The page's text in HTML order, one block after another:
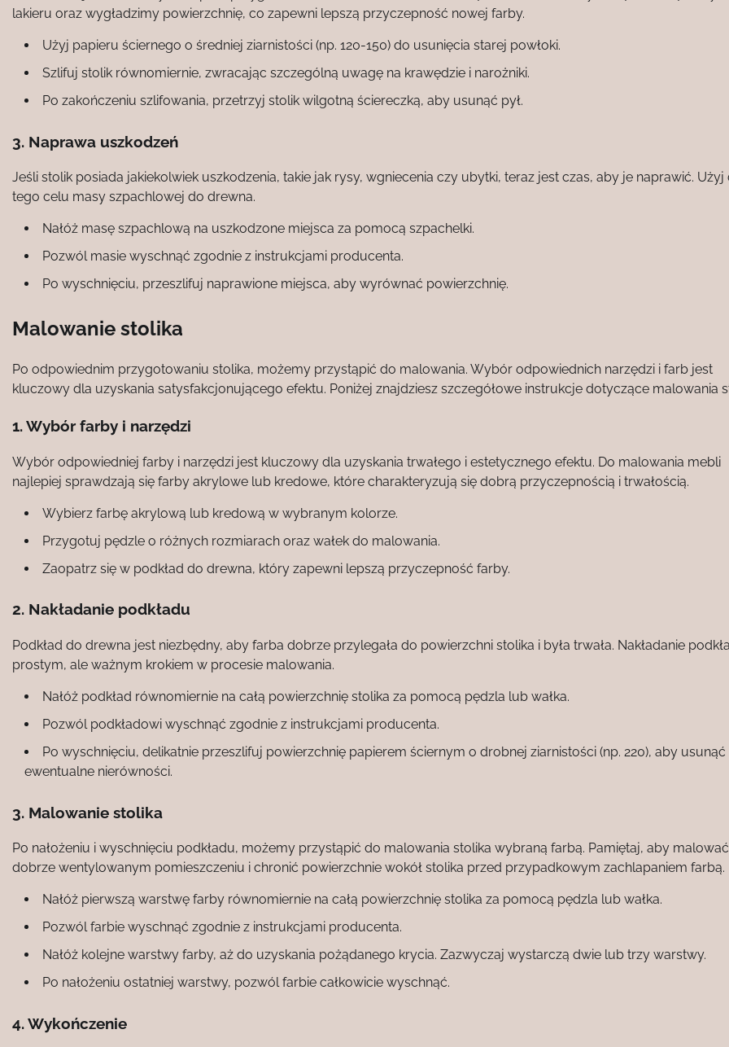
lakieru oraz wygładzimy powierzchnię, co zapewni lepszą przyczepność nowej farby.
Użyj papieru ściernego o średniej ziarnistości (np. 120-150) do usunięcia starej powłoki.
Szlifuj stolik równomiernie, zwracając szczególną uwagę na krawędzie i narożniki.
Po zakończeniu szlifowania, przetrzyj stolik wilgotną ściereczką, aby usunąć pył.
3. Naprawa uszkodzeń
Jeśli stolik posiada jakiekolwiek uszkodzenia, takie jak rysy, wgniecenia czy ubytki, teraz jest czas, aby je naprawić. Użyj
tego celu masy szpachlowej do drewna.
Nałóż masę szpachlową na uszkodzone miejsca za pomocą szpachelki.
Pozwól masie wyschnąć zgodnie z instrukcjami producenta.
Po wyschnięciu, przeszlifuj naprawione miejsca, aby wyrównać powierzchnię.
Malowanie stolika
Po odpowiednim przygotowaniu stolika, możemy przystąpić do malowania. Wybór odpowiednich narzędzi i farb jest
kluczowy dla uzyskania satysfakcjonującego efektu. Poniżej znajdziesz szczegółowe instrukcje dotyczące malowania
1. Wybór farby i narzędzi
Wybór odpowiedniej farby i narzędzi jest kluczowy dla uzyskania trwałego i estetycznego efektu. Do malowania mebli
najlepiej sprawdzają się farby akrylowe lub kredowe, które charakteryzują się dobrą przyczepnością i trwałością.
Wybierz farbę akrylową lub kredową w wybranym kolorze.
Przygotuj pędzle o różnych rozmiarach oraz wałek do malowania.
Zaopatrz się w podkład do drewna, który zapewni lepszą przyczepność farby.
2. Nakładanie podkładu
Podkład do drewna jest niezbędny, aby farba dobrze przylegała do powierzchni stolika i była trwała. Nakładanie
prostym, ale ważnym krokiem w procesie malowania.
Nałóż podkład równomiernie na całą powierzchnię stolika za pomocą pędzla lub wałka.
Pozwól podkładowi wyschnąć zgodnie z instrukcjami producenta.
Po wyschnięciu, delikatnie przeszlifuj powierzchnię papierem ściernym o drobnej ziarnistości (np. 220), aby usunąć
ewentualne nierówności.
3. Malowanie stolika
Po nałożeniu i wyschnięciu podkładu, możemy przystąpić do malowania stolika wybraną farbą. Pamiętaj, aby
dobrze wentylowanym pomieszczeniu i chronić powierzchnie wokół stolika przed przypadkowym zachlapaniem farbą.
Nałóż pierwszą warstwę farby równomiernie na całą powierzchnię stolika za pomocą pędzla lub wałka.
Pozwól farbie wyschnąć zgodnie z instrukcjami producenta.
Nałóż kolejne warstwy farby, aż do uzyskania pożądanego krycia. Zazwyczaj wystarczą dwie lub trzy warstwy.
Po nałożeniu ostatniej warstwy, pozwól farbie całkowicie wyschnąć.
4. Wykończenie